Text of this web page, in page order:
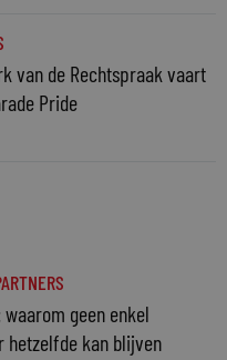
van de Rechtspraak vaart
Pride
waarom geen enkel
hetzelfde kan blijven